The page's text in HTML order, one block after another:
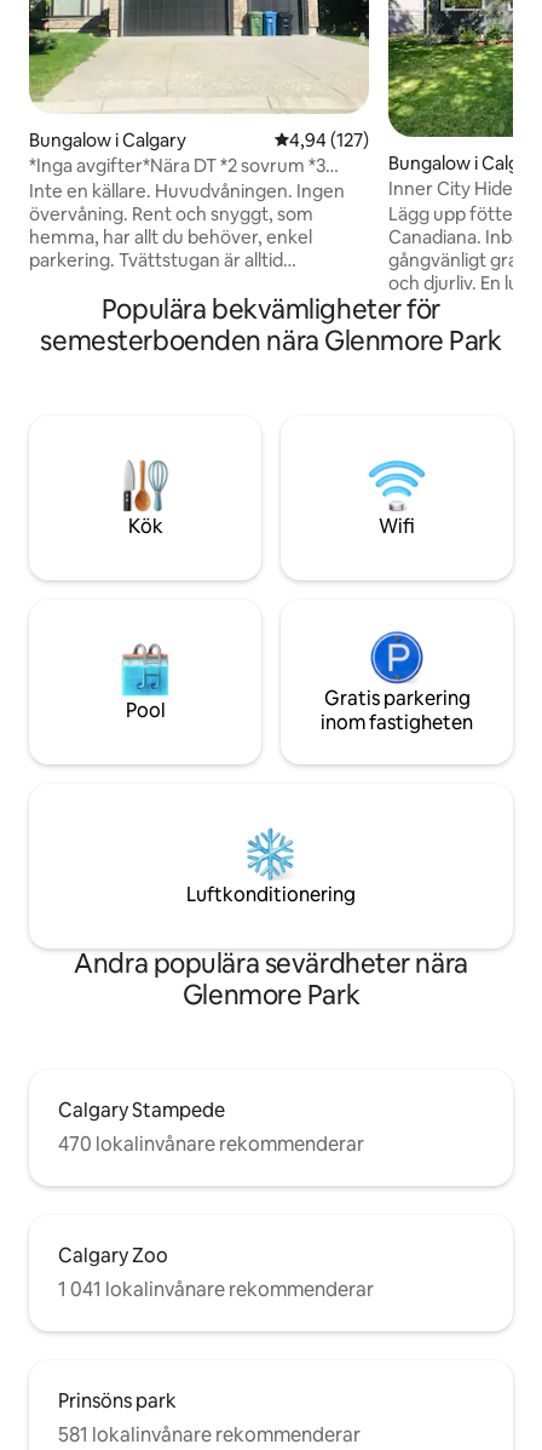
Bungalow i Calgary 4,94 av 5 i genomsnittligt
4,94 (127)
*Inga avgifter*Nära DT *2 sovrum *3
sängar+AC+Banff Pass
Inte en källare. Huvudvåningen. Ingen
övervåning. Rent och snyggt, som
hemma, har allt du behöver, enkel
parkering. Tvättstugan är alltid
gratis wifi, Netflix. Bara 130 meter till
Sobeys stormarknad, spritbutik, kafé, 1,3
km till C-tåg; 9,7 km till centrum, 12 km till
km till flygplatsen, 100 km till Banff Park.
Gratis upptäcktspass.
Bungalow i
Inner City
Lägg upp
Canadiana.
gångvänligt
och djurliv. En
hjärtat av staden! Vila på
Ät middag och
Kaffeälskare
fransk press eller
mark och kapslar
komma igång.
Populära bekvämligheter för
semesterboenden nära Glenmore Park
Kök Wifi
Pool
Gratis parkering
inom fastigheten
Luftkonditionering
Andra populära sevärdheter nära
Glenmore Park
Calgary Stampede
470 lokalinvånare rekommenderar
Calgary Zoo
1 041 lokalinvånare rekommenderar
Prinsöns park
581 lokalinvånare rekommenderar